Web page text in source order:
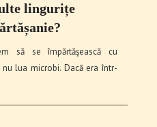
lingurițe
să se împărtășească cu
lua microbi. Dacă era într-